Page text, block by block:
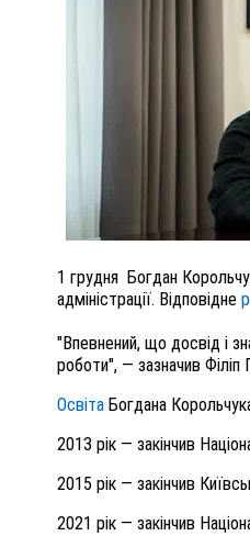
1 грудня Богдан
адміністрації. Відповідне
"Впевнений, що досвід і
роботи", — зазначив Філіп
Освіта Богдана Корольчук
2013 рік — закінчив
2015 рік — закінчив
2021 рік — закінчив
ПОЛІЦІЯ
ЛЮДМИЛУ
26 листопада 2025